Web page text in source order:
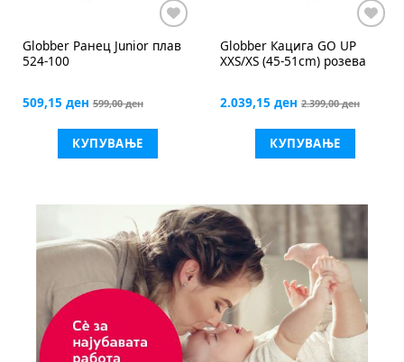
GlobberКацига GO UP
XXS/XS (45-51cm) розева
2.039,15 ден 2.399,00 ден
КУПУВАЊЕ
GlobberРакавици темно
сини
679,15 ден 799,00 ден
КУПУВАЊЕ